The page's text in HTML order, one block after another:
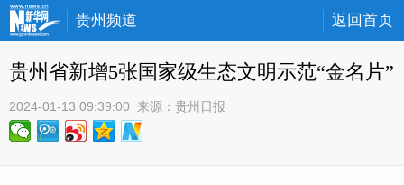
贵州频道 返回首页
贵州省新增5张国家级生态文明示范“金名片”
2024-01-13 09:39:00 来源： 贵州日报